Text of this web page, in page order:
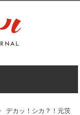
デカッ！シカ？！元茨